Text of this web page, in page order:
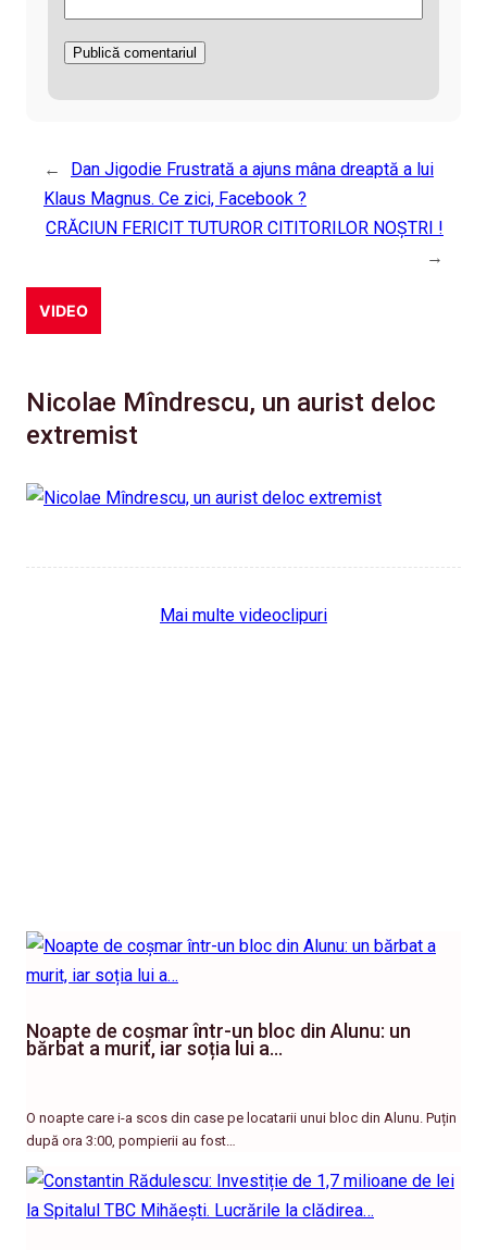
←
Dan Jigodie Frustrată a ajuns mâna dreaptă a lui
Klaus Magnus. Ce zici, Facebook ?
CRĂCIUN FERICIT TUTUROR CITITORILOR NOȘTRI !
→
VIDEO
Nicolae Mîndrescu, un aurist deloc
extremist
Mai multe videoclipuri
Noapte de coșmar într-un bloc din Alunu: un
bărbat a murit, iar soția lui a…
O noapte care i-a scos din case pe locatarii unui bloc din Alunu. Puțin
după ora 3:00, pompierii au fost…